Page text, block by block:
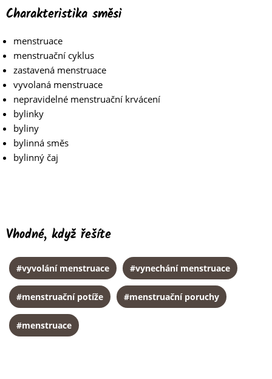
Charakteristika směsi
menstruace
menstruační cyklus
zastavená menstruace
vyvolaná menstruace
nepravidelné menstruační krvácení
bylinky
byliny
bylinná směs
bylinný čaj
Vhodné, když řešíte
#vyvolání menstruace #vynechání menstruace
#menstruační potíže #menstruační poruchy
#menstruace